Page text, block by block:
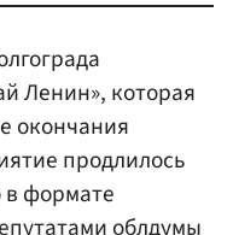
Ленин», которая
окончания
продлилось
в формате
облдумы